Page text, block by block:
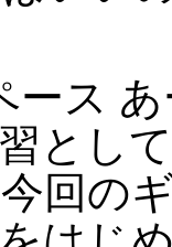
ース
とし
回の